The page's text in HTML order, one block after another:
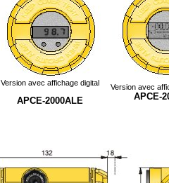
Version avec affichage digital
APCE-2000ALE
Version avec
APCE-